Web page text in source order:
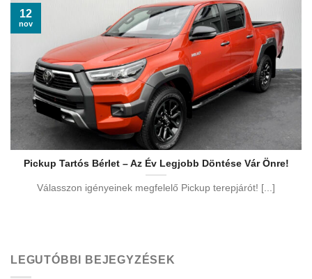
Pickup Tartós Bérlet – Az Év Legjobb Döntése Vár Önre!
Válasszon igényeinek megfelelő Pickup terepjárót! [...]
12
nov
LEGUTÓBBI BEJEGYZÉSEK